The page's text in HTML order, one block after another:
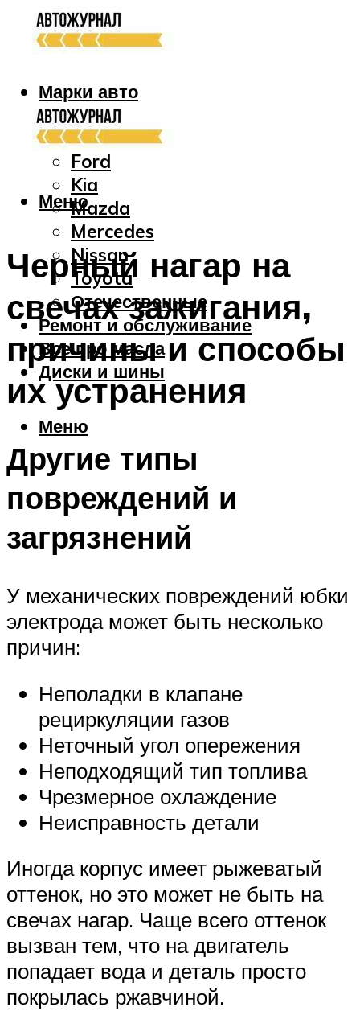
Марки авто
Audi
Bmw
Ford
Kia
Mazda
Mercedes
Nissan
Toyota
Отечественные
Ремонт и обслуживание
Все про масла
Диски и шины
Меню
Меню
Черный нагар на
свечах зажигания,
причины и способы
их устранения
Другие типы
повреждений и
загрязнений
У механических повреждений юбки
электрода может быть несколько
причин:
Неполадки в клапане
рециркуляции газов
Неточный угол опережения
Неподходящий тип топлива
Чрезмерное охлаждение
Неисправность детали
Иногда корпус имеет рыжеватый
оттенок, но это может не быть на
свечах нагар. Чаще всего оттенок
вызван тем, что на двигатель
попадает вода и деталь просто
покрылась ржавчиной.